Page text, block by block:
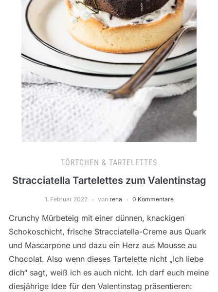
TÖRTCHEN & TARTELETTES
Stracciatella Tartelettes zum Valentinstag
1. Februar 2022 von rena 0 Kommentare
Crunchy Mürbeteig mit einer dünnen, knackigen
Schokoschicht, frische Stracciatella-Creme aus Quark
und Mascarpone und dazu ein Herz aus Mousse au
Chocolat. Also wenn dieses Tartelette nicht „Ich liebe
dich“ sagt, weiß ich es auch nicht. Ich darf euch meine
diesjährige Idee für den Valentinstag präsentieren: